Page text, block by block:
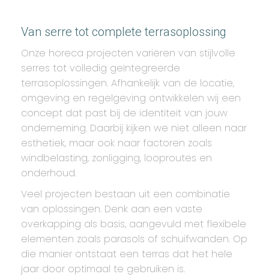
Van serre tot complete terrasoplossing
Onze horeca projecten variëren van stijlvolle
serres tot volledig geïntegreerde
terrasoplossingen. Afhankelijk van de locatie,
omgeving en regelgeving ontwikkelen wij een
concept dat past bij de identiteit van jouw
onderneming. Daarbij kijken we niet alleen naar
esthetiek, maar ook naar factoren zoals
windbelasting, zonligging, looproutes en
onderhoud.
Veel projecten bestaan uit een combinatie
van oplossingen. Denk aan een vaste
overkapping als basis, aangevuld met flexibele
elementen zoals parasols of schuifwanden. Op
die manier ontstaat een terras dat het hele
jaar door optimaal te gebruiken is.